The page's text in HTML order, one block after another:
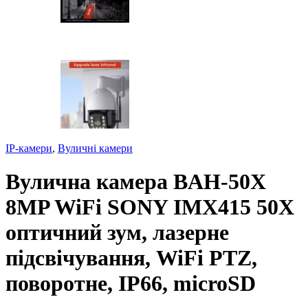
IP-камери, Вуличні камери
Вулична камера BAH-50X
8MP WiFi SONY IMX415 50X
оптичний зум, лазерне
підсвічування, WiFi PTZ,
поворотне, IP66, microSD